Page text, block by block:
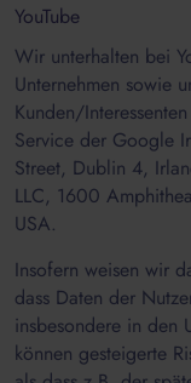
YouTube
Wir unterhalten bei
Unternehmen sowie
Kunden/
Service der Google
Street, Dublin 4,
LLC, 1600
USA.
Insofern weisen wir
dass Daten der
insbesondere in den
können gesteigerte